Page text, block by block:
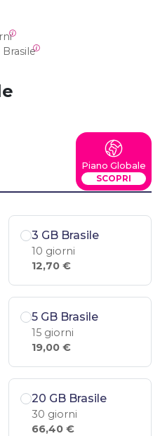
Piano Globale
SCOPRI
3 GB Brasile
10 giorni
12,70 €
5 GB Brasile
15 giorni
19,00 €
20 GB Brasile
30 giorni
66,40 €